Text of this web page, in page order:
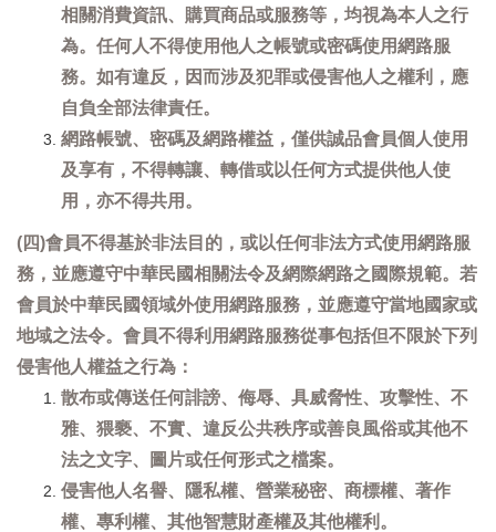
相關消費資訊、購買商品或服務等，均視為本人之行
為。任何人不得使用他人之帳號或密碼使用網路服
務。如有違反，因而涉及犯罪或侵害他人之權利，應
自負全部法律責任。
網路帳號、密碼及網路權益，僅供誠品會員個人使用
及享有，不得轉讓、轉借或以任何方式提供他人使
用，亦不得共用。
(四)會員不得基於非法目的，或以任何非法方式使用網路服
務，並應遵守中華民國相關法令及網際網路之國際規範。若
會員於中華民國領域外使用網路服務，並應遵守當地國家或
地域之法令。會員不得利用網路服務從事包括但不限於下列
侵害他人權益之行為：
散布或傳送任何誹謗、侮辱、具威脅性、攻擊性、不
雅、猥褻、不實、違反公共秩序或善良風俗或其他不
法之文字、圖片或任何形式之檔案。
侵害他人名譽、隱私權、營業秘密、商標權、著作
權、專利權、其他智慧財產權及其他權利。